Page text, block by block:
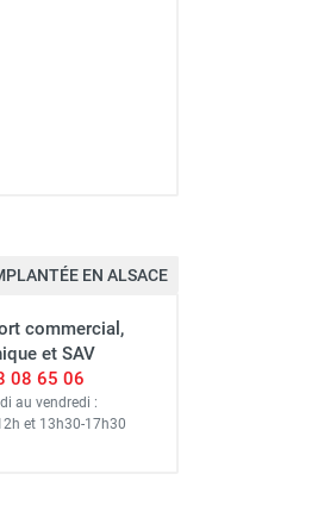
EN ALSACE
commercial,
et SAV
08 65 06
au vendredi :
et 13h30-17h30